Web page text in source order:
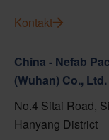
Kontakt
China - Nefab
(Wuhan) Co., Ltd.
No.4 Sitai Road,
Hanyang District